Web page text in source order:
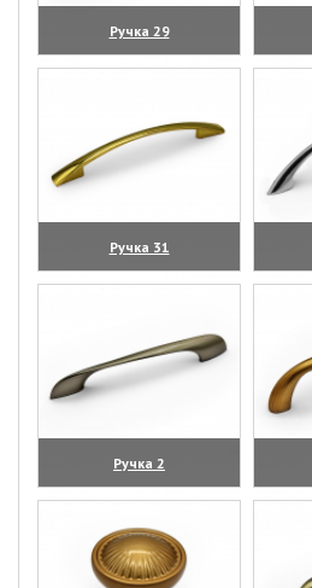
Ручка 29
(увеличить)
Ручка 31
(увеличить)
Ручка 2
(увеличить)